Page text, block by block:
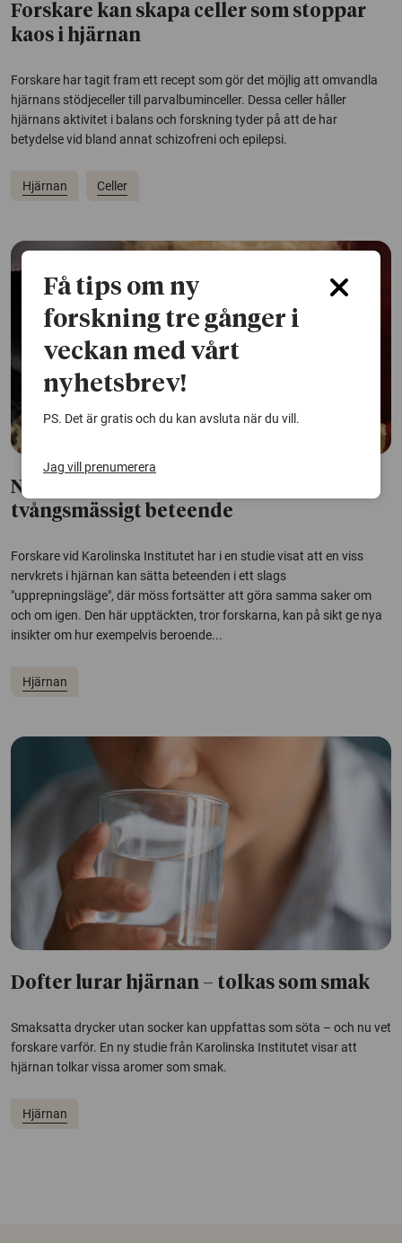
Forskare kan skapa celler som stoppar
kaos i hjärnan
Forskare har tagit fram ett recept som gör det möjlig att omvandla
hjärnans stödjeceller till parvalbuminceller. Dessa celler håller
hjärnans aktivitet i balans och forskning tyder på att de har
betydelse vid bland annat schizofreni och epilepsi.
Hjärnan Celler
Nervkrets i hjärnan kan styra
tvångsmässigt beteende
Forskare vid Karolinska Institutet har i en studie visat att en viss
nervkrets i hjärnan kan sätta beteenden i ett slags
"upprepningsläge", där möss fortsätter att göra samma saker om
och om igen. Den här upptäckten, tror forskarna, kan på sikt ge nya
insikter om hur exempelvis beroende...
Hjärnan
Dofter lurar hjärnan – tolkas som smak
Smaksatta drycker utan socker kan uppfattas som söta – och nu vet
forskare varför. En ny studie från Karolinska Institutet visar att
hjärnan tolkar vissa aromer som smak.
Hjärnan
Få tips om ny
forskning tre gånger i
veckan med vårt
nyhetsbrev!
PS. Det är gratis och du kan avsluta när du vill.
Jag vill prenumerera